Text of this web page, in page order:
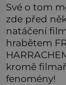
Své o tom
zde před
natáčení
hrabětem
kromě
fenomény!